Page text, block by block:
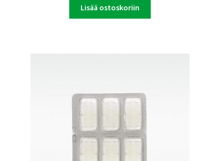
Lisää ostoskoriin